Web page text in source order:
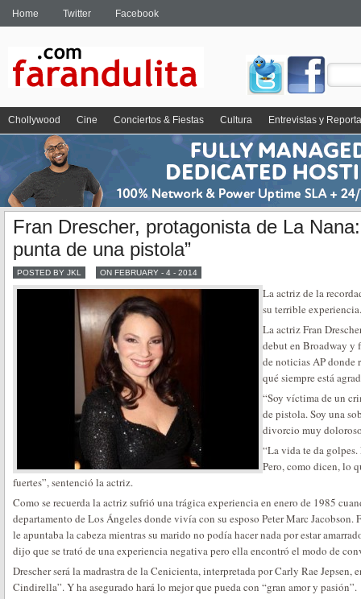
Home Twitter Facebook
Chollywood Cine Conciertos & Fiestas Cultura Entrevistas y
Fran Drescher, protagonista de La
punta de una pistola”
POSTED BY JKL ON FEBRUARY - 4 - 2014
La actriz de la
su terrible experiencia.
La actriz Fran
debut en Broadway y
de noticias AP donde
qué siempre está
“Soy víctima de un
de pistola. Soy una
divorcio muy
“La vida te da
Pero, como dicen, lo
fuertes”, sentenció la actriz.
Como se recuerda la actriz sufrió una trágica experiencia en enero de 1985
departamento de Los Ángeles donde vivía con su esposo Peter Marc
le apuntaba la cabeza mientras su marido no podía hacer nada por estar
dijo que se trató de una experiencia negativa pero ella encontró el modo de
Drescher será la madrastra de la Cenicienta, interpretada por Carly Rae Jepsen,
Cindirella”. Y ha asegurado hará lo mejor que pueda con “gran amor y pasión”.